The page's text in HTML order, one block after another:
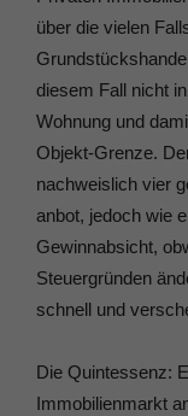
über die vielen
diesem Fall nicht
Wohnung und
Objekt-Grenze.
nachweislich vier
anbot, jedoch wie
Gewinnabsicht,
Steuergründen
schnell und
Die Quintessenz:
Immobilienmarkt